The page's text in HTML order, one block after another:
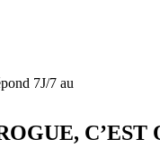
7J/7 au
C’EST